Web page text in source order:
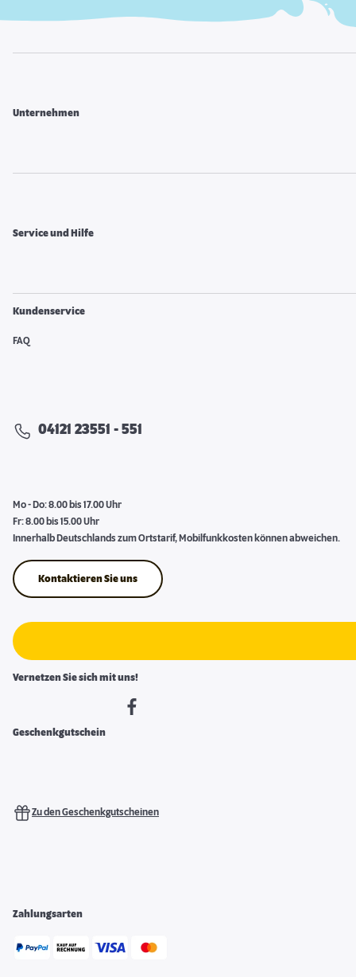
Unternehmen
Service und Hilfe
Kundenservice
FAQ
04121 23551 - 551
Mo - Do: 8.00 bis 17.00 Uhr
Fr: 8.00 bis 15.00 Uhr
Innerhalb Deutschlands zum Ortstarif, Mobilfunkkosten können abweichen.
Kontaktieren Sie uns
Vernetzen Sie sich mit uns!
Geschenkgutschein
Zu den Geschenkgutscheinen
Zahlungsarten